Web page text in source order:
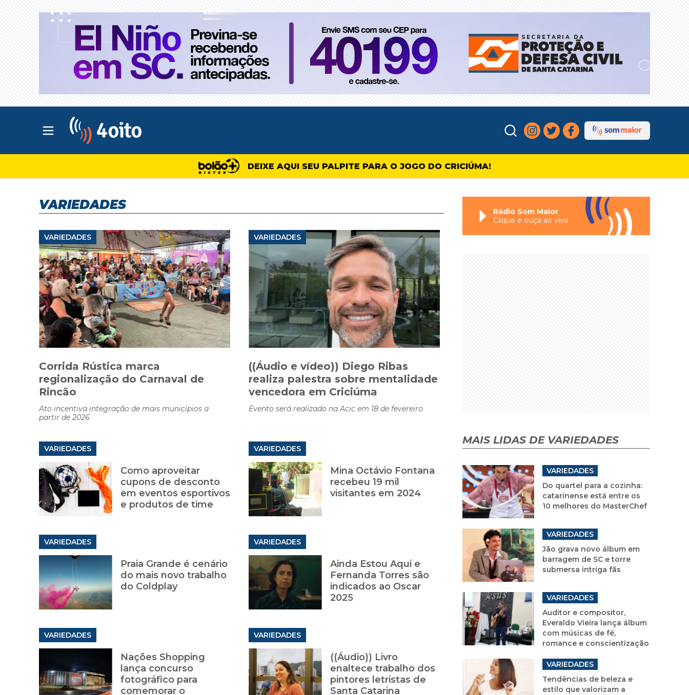
Abrir menu principal
DEIXE AQUI SEU PALPITE PARA O JOGO DO CRICIÚMA!
VARIEDADES
VARIEDADES
Corrida Rústica marca
regionalização do Carnaval de
Rincão
Ato incentiva integração de mais municípios a
partir de 2026
VARIEDADES
((Áudio e vídeo)) Diego Ribas
realiza palestra sobre mentalidade
vencedora em Criciúma
Evento será realizado na Acic em 18 de fevereiro
VARIEDADES
Como aproveitar
cupons de desconto
em eventos esportivos
e produtos de time
VARIEDADES
Mina Octávio Fontana
recebeu 19 mil
visitantes em 2024
VARIEDADES
Praia Grande é cenário
do mais novo trabalho
do Coldplay
VARIEDADES
Ainda Estou Aqui e
Fernanda Torres são
indicados ao Oscar
2025
VARIEDADES
Nações Shopping
lança concurso
fotográfico para
comemorar o
VARIEDADES
((Áudio)) Livro
enaltece trabalho dos
pintores letristas de
Santa Catarina
Rádio Som Maior
Clique e ouça ao vivo
MAIS LIDAS DE VARIEDADES
VARIEDADES
Do quartel para a cozinha:
catarinense está entre os
10 melhores do MasterChef
VARIEDADES
Jão grava novo álbum em
barragem de SC e torre
submersa intriga fãs
VARIEDADES
Auditor e compositor,
Everaldo Vieira lança álbum
com músicas de fé,
romance e conscientização
VARIEDADES
Tendências de beleza e
estilo que valorizam a